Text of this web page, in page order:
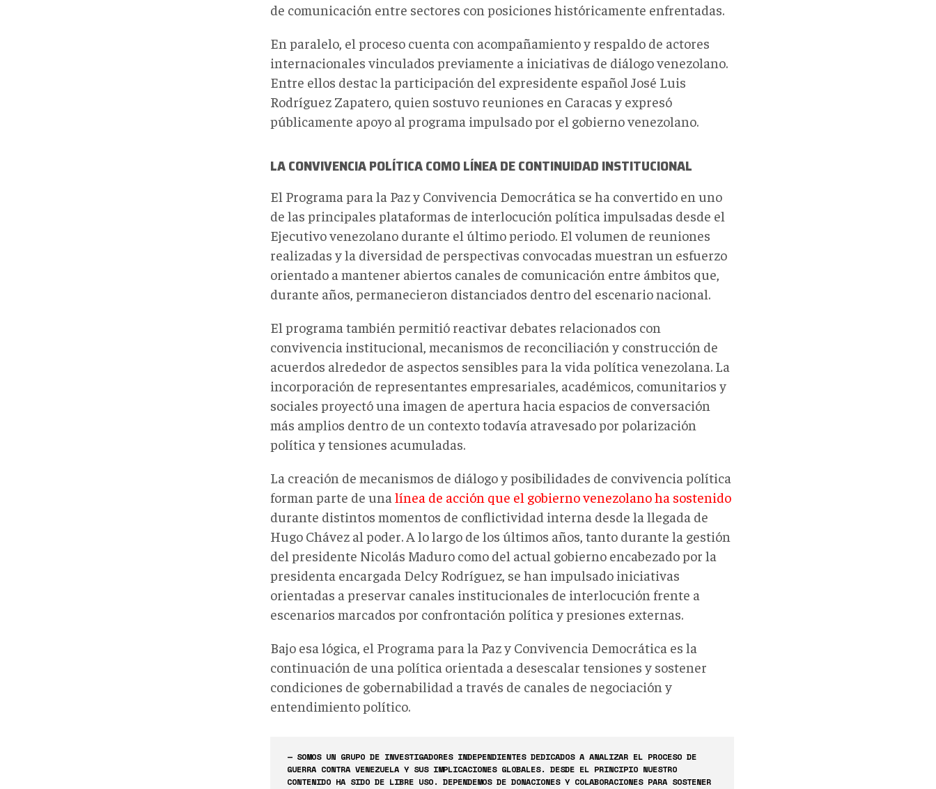
de comunicación entre sectores con posiciones históricamente enfrentadas.
En paralelo, el proceso cuenta con acompañamiento y respaldo de actores
internacionales vinculados previamente a iniciativas de diálogo venezolano.
Entre ellos destac la participación del expresidente español José Luis
Rodríguez Zapatero, quien sostuvo reuniones en Caracas y expresó
públicamente apoyo al programa impulsado por el gobierno venezolano.
LA CONVIVENCIA POLÍTICA COMO LÍNEA DE CONTINUIDAD INSTITUCIONAL
El Programa para la Paz y Convivencia Democrática se ha convertido en uno
de las principales plataformas de interlocución política impulsadas desde el
Ejecutivo venezolano durante el último periodo. El volumen de reuniones
realizadas y la diversidad de perspectivas convocadas muestran un esfuerzo
orientado a mantener abiertos canales de comunicación entre ámbitos que,
durante años, permanecieron distanciados dentro del escenario nacional.
El programa también permitió reactivar debates relacionados con
convivencia institucional, mecanismos de reconciliación y construcción de
acuerdos alrededor de aspectos sensibles para la vida política venezolana. La
incorporación de representantes empresariales, académicos, comunitarios y
sociales proyectó una imagen de apertura hacia espacios de conversación
más amplios dentro de un contexto todavía atravesado por polarización
política y tensiones acumuladas.
La creación de mecanismos de diálogo y posibilidades de convivencia política
forman parte de una línea de acción que el gobierno venezolano ha sostenido
durante distintos momentos de conflictividad interna desde la llegada de
Hugo Chávez al poder. A lo largo de los últimos años, tanto durante la gestión
del presidente Nicolás Maduro como del actual gobierno encabezado por la
presidenta encargada Delcy Rodríguez, se han impulsado iniciativas
orientadas a preservar canales institucionales de interlocución frente a
escenarios marcados por confrontación política y presiones externas.
Bajo esa lógica, el Programa para la Paz y Convivencia Democrática es la
continuación de una política orientada a desescalar tensiones y sostener
condiciones de gobernabilidad a través de canales de negociación y
entendimiento político.
— SOMOS UN GRUPO DE INVESTIGADORES INDEPENDIENTES DEDICADOS A ANALIZAR EL PROCESO DE
GUERRA CONTRA VENEZUELA Y SUS IMPLICACIONES GLOBALES. DESDE EL PRINCIPIO NUESTRO
CONTENIDO HA SIDO DE LIBRE USO. DEPENDEMOS DE DONACIONES Y COLABORACIONES PARA SOSTENER